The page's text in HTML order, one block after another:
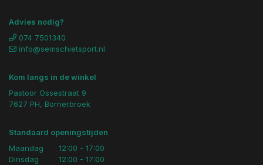
Advies nodig?
074 7501340
info@semschietsport.nl
Kom langs in de winkel
Pastoor Ossestraat 9
7627 PH, Bornerbroek
Standaard openingstijden
Maandag
Dinsdag
12:00 - 17:00
12:00 - 17:00